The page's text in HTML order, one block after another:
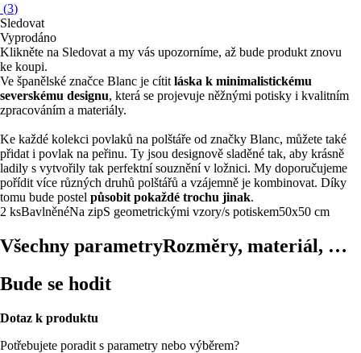
(3)
Sledovat
Vyprodáno
Klikněte na Sledovat a my vás upozorníme, až bude produkt znovu
ke koupi.
Ve španělské značce Blanc je cítit láska k minimalistickému
severskému designu, která se projevuje něžnými potisky i kvalitním
zpracováním a materiály.
Ke každé kolekci povlaků na polštáře od značky Blanc, můžete také
přidat i povlak na peřinu. Ty jsou designově sladěné tak, aby krásně
ladily s vytvořily tak perfektní souznění v ložnici. My doporučujeme
pořídit více různých druhů polštářů a vzájemně je kombinovat. Díky
tomu bude postel působit pokaždé trochu jinak.
2 ksBavlněnéNa zipS geometrickými vzory/s potiskem50x50 cm
Všechny parametryRozměry, materiál, …
Bude se hodit
Dotaz k produktu
Potřebujete poradit s parametry nebo výběrem?